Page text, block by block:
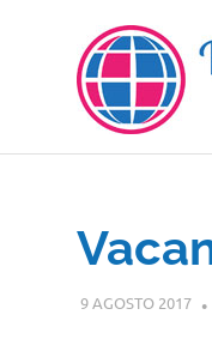
contenuto
9 AGOSTO 2017